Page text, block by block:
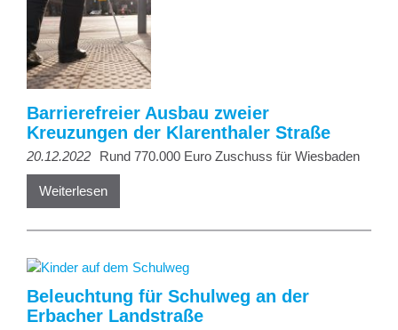
Barrierefreier Ausbau zweier
Kreuzungen der Klarenthaler Straße
20.12.2022 Rund 770.000 Euro Zuschuss für Wiesbaden
Weiterlesen
Beleuchtung für Schulweg an der
Erbacher Landstraße